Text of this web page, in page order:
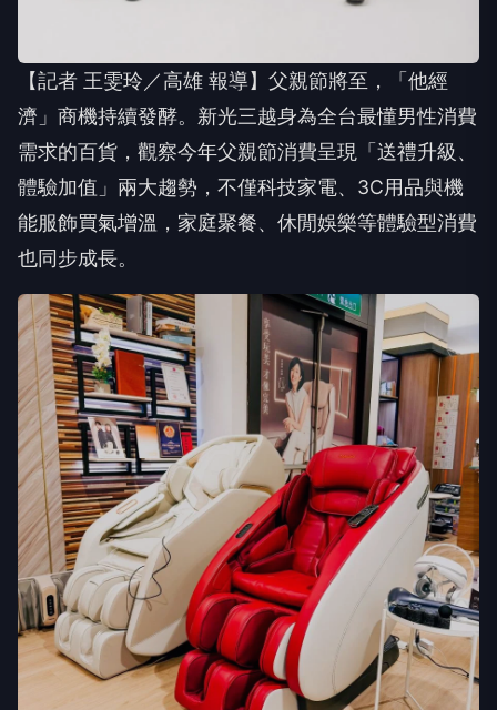
【記者 王雯玲／高雄 報導】父親節將至，「他經
濟」商機持續發酵。新光三越身為全台最懂男性消費
需求的百貨，觀察今年父親節消費呈現「送禮升級、
體驗加值」兩大趨勢，不僅科技家電、3C用品與機
能服飾買氣增溫，家庭聚餐、休閒娛樂等體驗型消費
也同步成長。